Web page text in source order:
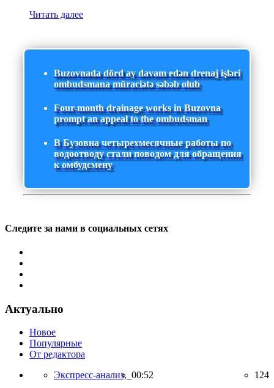
Читать далее
Buzovnada dörd ay davam edən drenaj işləri
ombudsmana müraciətə səbəb olub
Four-month drainage works in Buzovna
prompt an appeal to the ombudsman
В Бузовна четырехмесячные работы по
водоотводу стали поводом для обращения
к омбудсмену
Следите за нами в социальных сетях
Актуально
Новое
Популярные
От редактора
Экспресс-анализ, 00:52 124